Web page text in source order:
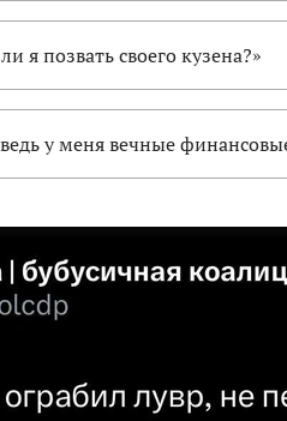
я позвать своего кузена?»
ведь у меня вечные